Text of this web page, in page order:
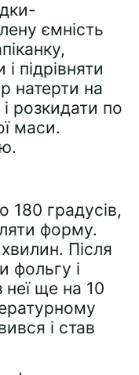
ємність
підрівняти
натерти на
розкидати по
маси.
180 градусів,
форму.
Після
фольгу і
неї ще на 10
і став